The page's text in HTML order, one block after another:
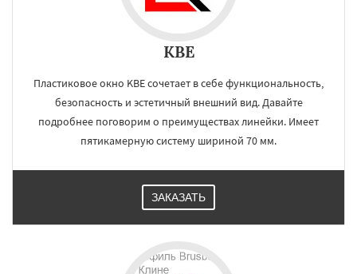
KBE
Пластиковое окно KBE сочетает в себе функциональность,
безопасность и эстетичный внешний вид. Давайте
подробнее поговорим о преимуществах линейки. Имеет
пятикамерную систему шириной 70 мм.
ЗАКАЗАТЬ